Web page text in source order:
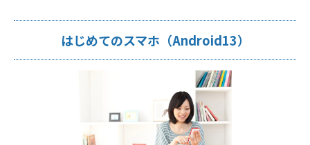
はじめてのスマホ（Android13）